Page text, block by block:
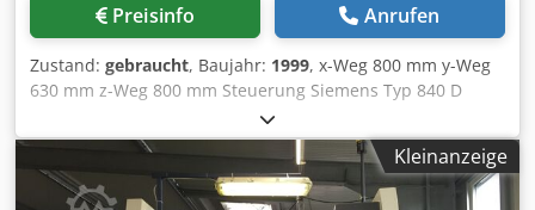
Preisinfo Anrufen
Zustand: gebraucht, Baujahr: 1999, x-Weg 800 mm y-Weg
630 mm z-Weg 800 mm Steuerung Siemens Typ 840 D
Palettengröße 500x630 mm Anzahl der Paletten 8
Drehtisch 360 ° Drehzahl 6000 U/min Tischbelastung 800
kg Spindelaufnahme ISO 50 Vorschub 1-36000 mm/min
Kühlung durch die Spindel 50 bar Maschinengewicht ca.
Kleinanzeige